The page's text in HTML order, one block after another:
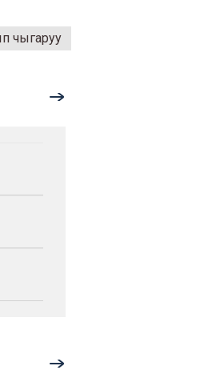
чыгаруу